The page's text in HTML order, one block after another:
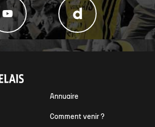
Annuaire
Comment venir ?